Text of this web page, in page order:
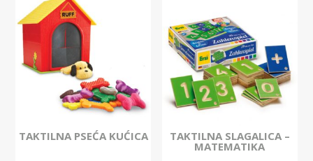
TAKTILNA PSEĆA KUĆICA TAKTILNA SLAGALICA –
MATEMATIKA